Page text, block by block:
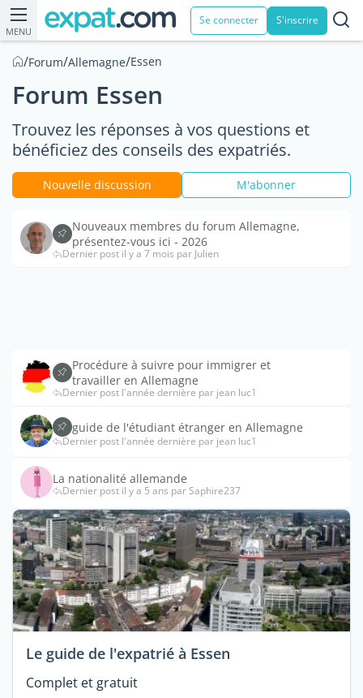
MENU
Se connecter S'inscrire
/Forum/Allemagne/Essen
Forum Essen
Trouvez les réponses à vos questions et
bénéficiez des conseils des expatriés.
Nouvelle discussion M'abonner
Nouveaux membres du forum Allemagne,
présentez-vous ici - 2026
Dernier post il y a 7 mois par Julien
Procédure à suivre pour immigrer et
travailler en Allemagne
Dernier post l'année dernière par jean luc1
guide de l'étudiant étranger en Allemagne
Dernier post l'année dernière par jean luc1
La nationalité allemande
Dernier post il y a 5 ans par Saphire237
Le guide de l'expatrié à Essen
Complet et gratuit